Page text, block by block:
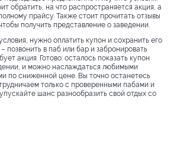
обратить, на что распространяется акция, а
прайсу. Также стоит прочитать отзывы
получить представление о заведении.
нужно оплатить купон и сохранить его
позвонить в паб или бар и забронировать
акция. Готово: осталось показать купон
и можно наслаждаться любимыми
по сниженной цене. Вы точно останетесь
только с проверенными пабами и
шанс разнообразить свой отдых со